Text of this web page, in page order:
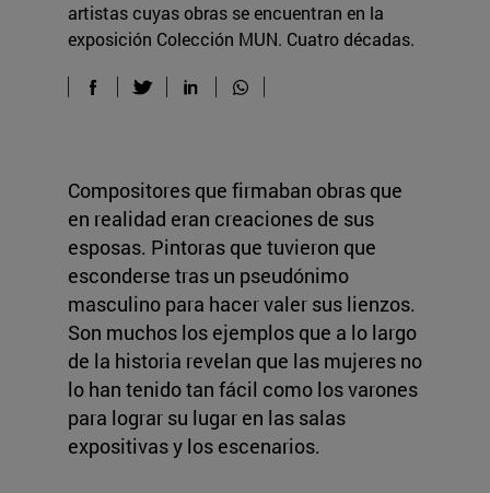
artistas cuyas obras se encuentran en la
exposición Colección MUN. Cuatro décadas.
Compositores que firmaban obras que
en realidad eran creaciones de sus
esposas. Pintoras que tuvieron que
esconderse tras un pseudónimo
masculino para hacer valer sus lienzos.
Son muchos los ejemplos que a lo largo
de la historia revelan que las mujeres no
lo han tenido tan fácil como los varones
para lograr su lugar en las salas
expositivas y los escenarios.